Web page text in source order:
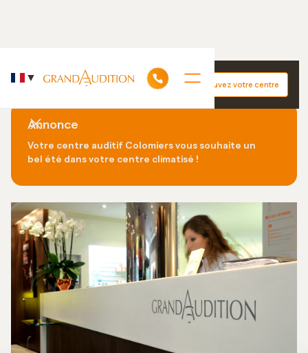
Découvrez nos +130 centres auditifs dans le monde Trouvez votre centre
▼ Accueil GrandAudition Colomiers
Annonce
Votre centre auditif Colomiers vous souhaite un
bel été dans votre centre climatisé !